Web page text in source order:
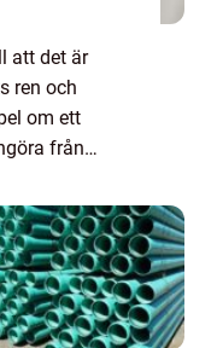
att det är
ren och
om ett
från
sjukdomar